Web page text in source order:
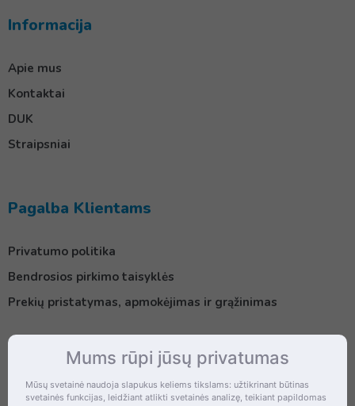
Informacija
Apie mus
Kontaktai
DUK
Straipsniai
Pagalba Klientams
Privatumo politika
Bendrosios pirkimo taisyklės
Prekių pristatymas, apmokėjimas ir grąžinimas
KontaktaiMums rūpi jūsų privatumas
Mūsų svetainė naudoja slapukus keliems tikslams: užtikrinant būtinas
svetainės funkcijas, leidžiant atlikti svetainės analizę, teikiant papildomas